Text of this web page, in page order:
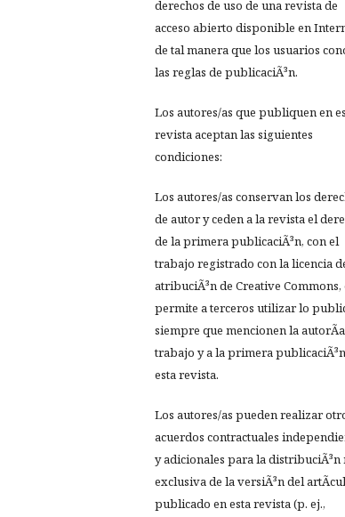
derechos de uso de una revista de
acceso abierto disponible en
de tal manera que los usuarios
las reglas de publicaciÃ³n.
Los autores/as que publiquen en
revista aceptan las siguientes
condiciones:
Los autores/as conservan los
de autor y ceden a la revista el
de la primera publicaciÃ³n, con el
trabajo registrado con la licencia
atribuciÃ³n de Creative Commons,
permite a terceros utilizar lo
siempre que mencionen la
trabajo y a la primera
esta revista.
Los autores/as pueden realizar
acuerdos contractuales
y adicionales para la distribuciÃ³n
exclusiva de la versiÃ³n del
publicado en esta revista (p. ej.,